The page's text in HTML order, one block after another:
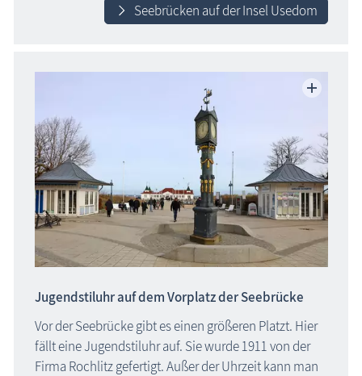
Seebrücken auf der Insel Usedom
Jugendstiluhr auf dem Vorplatz der Seebrücke
Vor der Seebrücke gibt es einen größeren Platzt. Hier
fällt eine Jugendstiluhr auf. Sie wurde 1911 von der
Firma Rochlitz gefertigt. Außer der Uhrzeit kann man